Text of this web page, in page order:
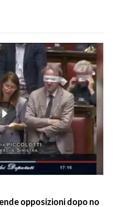
opposizioni dopo no